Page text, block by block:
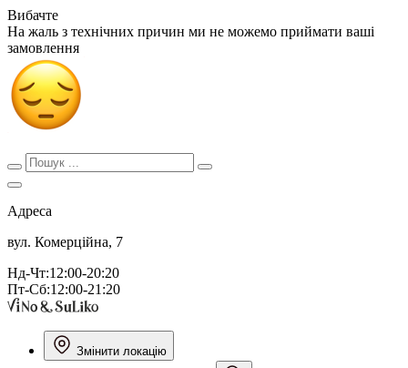
Вибачте
На жаль з технічних причин ми не можемо приймати ваші
замовлення
Адреса
вул. Комерційна, 7
Нд-Чт:12:00-20:20
Пт-Сб:12:00-21:20
Змінити локацію